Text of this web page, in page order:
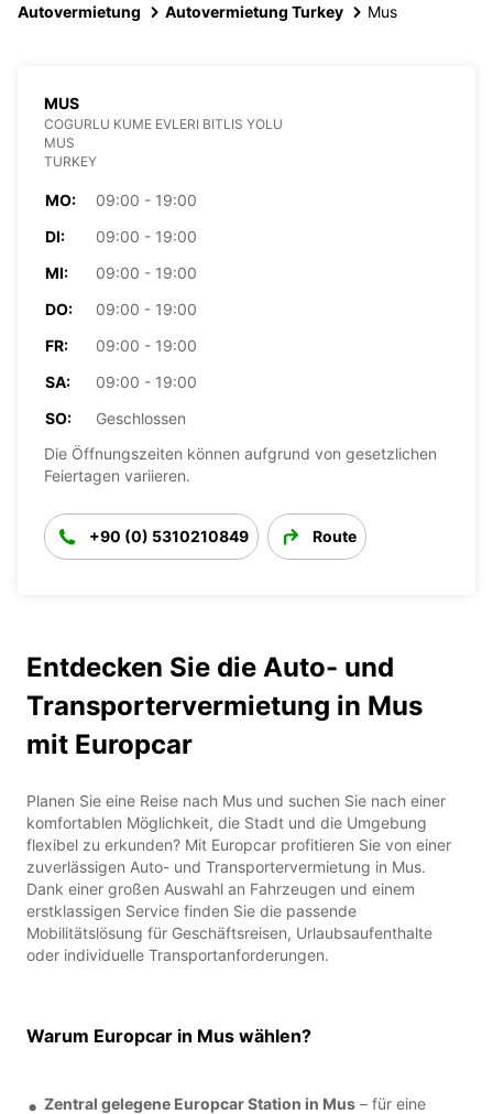
Autovermietung Autovermietung Turkey Mus
MUS
COGURLU KUME EVLERI BITLIS YOLU
MUS
TURKEY
MO:
09:00 - 19:00
DI:
09:00 - 19:00
MI:
09:00 - 19:00
DO:
09:00 - 19:00
FR:
09:00 - 19:00
SA:
09:00 - 19:00
SO:
Geschlossen
Die Öffnungszeiten können aufgrund von gesetzlichen
Feiertagen variieren.
+90 (0) 5310210849 Route
Entdecken Sie die Auto- und
Transportervermietung in Mus
mit Europcar
Planen Sie eine Reise nach Mus und suchen Sie nach einer
komfortablen Möglichkeit, die Stadt und die Umgebung
flexibel zu erkunden? Mit Europcar profitieren Sie von einer
zuverlässigen Auto- und Transportervermietung in Mus.
Dank einer großen Auswahl an Fahrzeugen und einem
erstklassigen Service finden Sie die passende
Mobilitätslösung für Geschäftsreisen, Urlaubsaufenthalte
oder individuelle Transportanforderungen.
Warum Europcar in Mus wählen?
Zentral gelegene Europcar Station in Mus – für eine